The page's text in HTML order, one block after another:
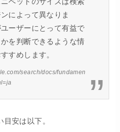
によって異なりま
ーザーにとって有益で
を判断できるような情
すめします。
search/docs/fundamen
安は以下。